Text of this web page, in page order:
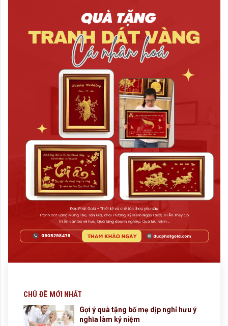
CHỦ ĐỀ MỚI NHẤT
Gợi ý quà tặng bố mẹ dịp nghỉ hưu ý
nghĩa làm kỷ niệm